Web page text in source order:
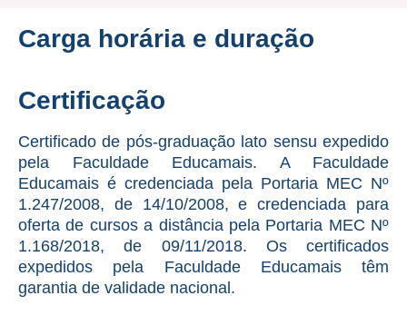
Carga horária e duração
Certificação
Certificado de pós-graduação lato sensu expedido
pela Faculdade Educamais. A Faculdade
Educamais é credenciada pela Portaria MEC Nº
1.247/2008, de 14/10/2008, e credenciada para
oferta de cursos a distância pela Portaria MEC Nº
1.168/2018, de 09/11/2018. Os certificados
expedidos pela Faculdade Educamais têm
garantia de validade nacional.